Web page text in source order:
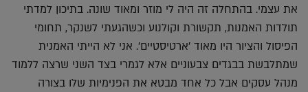
את עצמי. בהתחלה זה היה לי מוזר ומאוד שונה. בתיכון למדתי
תולדות האמנות, תקשורת וקולנוע וכשהגעתי לשנקר, תחומי
הפיסול והציור היו מאוד 'ארטיסטיים'. אני לא הייתי האמנית
שמתלבשת בבגדים צבעוניים אלא לגמרי בצד השני שרצה ללמוד
מנהל עסקים אבל כל אחד מבטא את הפנימיות שלו בצורה